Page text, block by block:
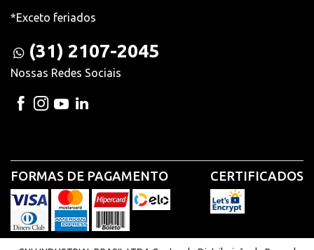
*Exceto feriados
(31) 2107-2045
Nossas Redes Sociais
FORMAS DE PAGAMENTO CERTIFICADOS